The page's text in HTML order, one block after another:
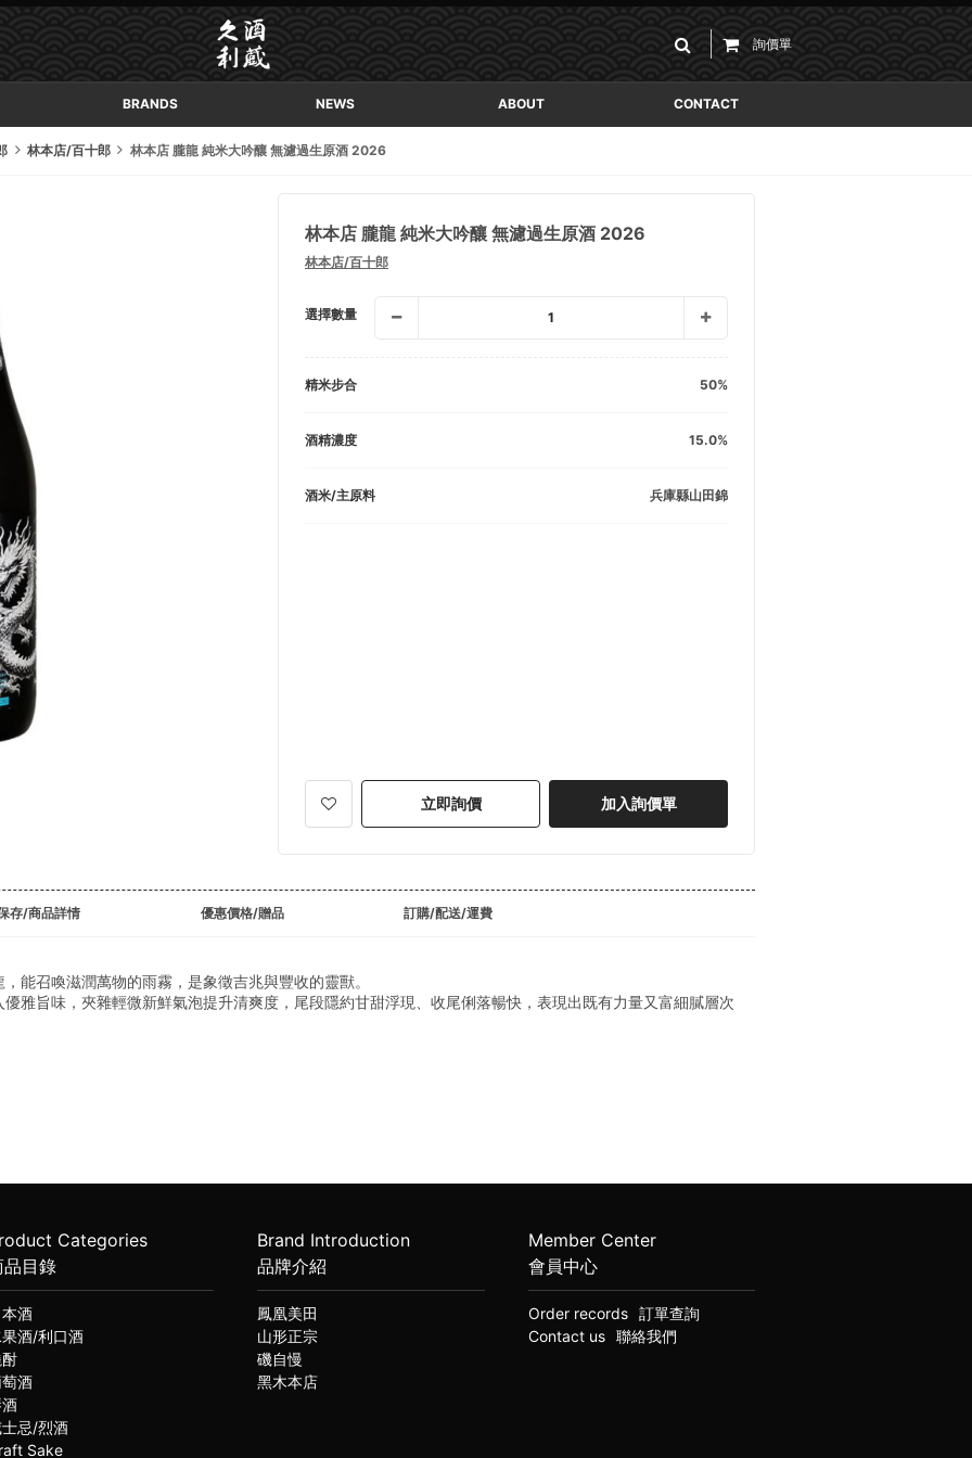
詢價單
BRANDS NEWS ABOUT CONTACT
林本店/百十郎 林本店 朧龍 純米大吟釀 無濾過生原酒 2026
林本店 朧龍 純米大吟釀 無濾過生原酒 2026
林本店/百十郎
選擇數量 1
精米步合 50
酒精濃度 15.0
酒米/主原料 兵庫縣山田錦
立即詢價 加入詢價單
存/商品詳情 優惠價格/贈品 訂購/配送/運費
能召喚滋潤萬物的雨霧，是象徵吉兆與豐收的靈獸。
雅旨味，夾雜輕微新鮮氣泡提升清爽度，尾段隱約甘甜浮現、收尾俐落暢快，表現出既有力量又富細膩層次
Categories
品目錄
酒
酒/利口酒
酒
忌/烈酒
Sake
Brand Introduction
品牌介紹
鳳凰美田
山形正宗
磯自慢
黑木本店
Member Center
會員中心
Order records
訂單查詢
Contact us
聯絡我們